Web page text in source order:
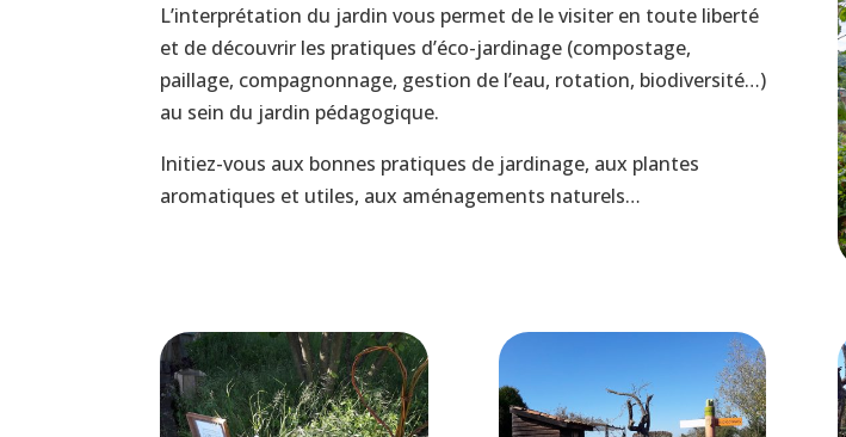
L’interprétation du jardin vous permet de le visiter en toute liberté
et de découvrir les pratiques d’éco-jardinage (compostage,
paillage, compagnonnage, gestion de l’eau, rotation, biodiversité…)
au sein du jardin pédagogique.
Initiez-vous aux bonnes pratiques de jardinage, aux plantes
aromatiques et utiles, aux aménagements naturels…